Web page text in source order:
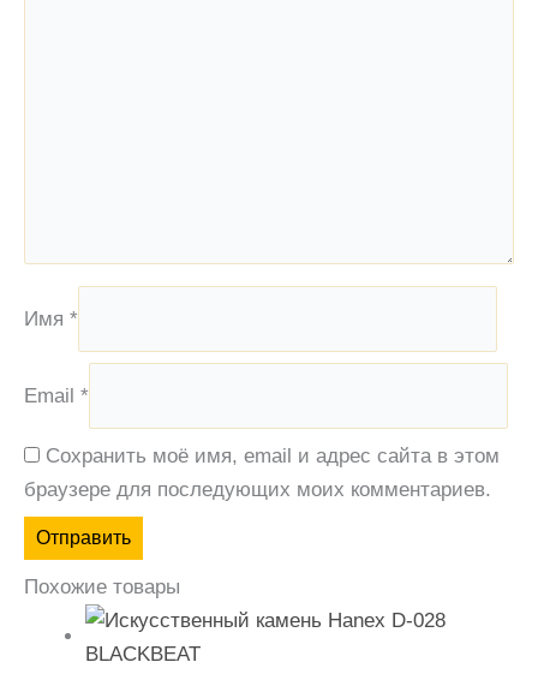
Имя *
Email *
Сохранить моё имя, email и адрес сайта в этом
браузере для последующих моих комментариев.
Похожие товары